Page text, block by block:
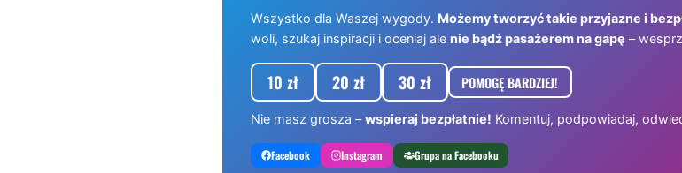
Wszystko dla Waszej wygody. Możemy tworzyć takie przyjazne i
woli, szukaj inspiracji i oceniaj ale nie bądź pasażerem na gapę –
10 zł 20 zł 30 zł POMOGĘ BARDZIEJ!
Nie masz grosza –wspieraj bezpłatnie! Komentuj, podpowiadaj,
Facebook Instagram
Grupa na Facebooku